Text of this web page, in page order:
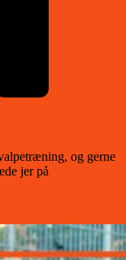
og gerne
jer på